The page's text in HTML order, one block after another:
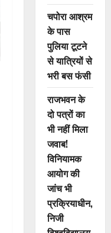
चपोरा आश्रम
के पास
पुलिया टूटने
से यात्रियों से
भरी बस फंसी
राजभवन के
दो पत्रों का
भी नहीं मिला
जवाब!
विनियामक
आयोग की
जांच भी
प्रक्रियाधीन,
निजी